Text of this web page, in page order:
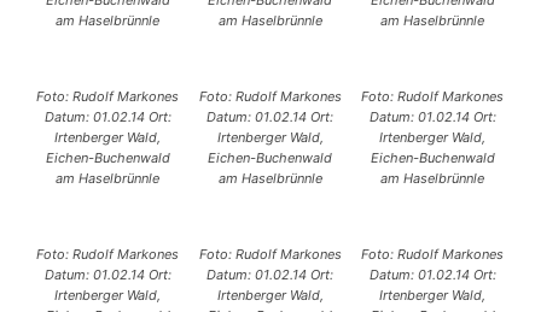
am Haselbrünnle
am Haselbrünnle
am Haselbrünnle
Foto: Rudolf Markones
Datum: 01.02.14 Ort:
Irtenberger Wald,
Eichen-Buchenwald
am Haselbrünnle
Foto: Rudolf Markones
Datum: 01.02.14 Ort:
Irtenberger Wald,
Eichen-Buchenwald
am Haselbrünnle
Foto: Rudolf Markones
Datum: 01.02.14 Ort:
Irtenberger Wald,
Eichen-Buchenwald
am Haselbrünnle
Foto: Rudolf Markones
Datum: 01.02.14 Ort:
Irtenberger Wald,
Foto: Rudolf Markones
Datum: 01.02.14 Ort:
Irtenberger Wald,
Foto: Rudolf Markones
Datum: 01.02.14 Ort:
Irtenberger Wald,